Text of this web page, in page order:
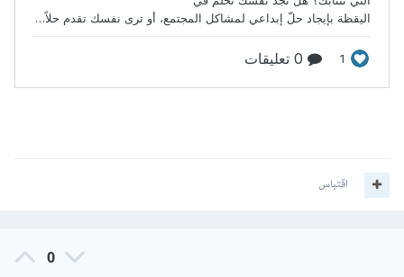
اقتباس
0